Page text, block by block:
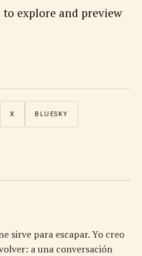
to explore and preview
X BLUESKY
sirve para escapar. Yo creo
a una conversación